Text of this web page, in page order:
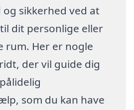
sikkerhed ved at
dit personlige eller
rum. Her er nogle
der vil guide dig
som du kan have